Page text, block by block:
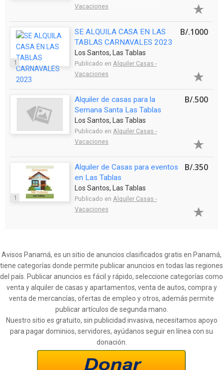
Vacaciones
1
SE ALQUILA CASA EN LAS
TABLAS CARNAVALES 2023
Los Santos, Las Tablas
Publicado en Alquiler Casas -
Vacaciones
B/.1000
Alquiler de casas para la
Semana Santa Las Tablas
Los Santos, Las Tablas
Publicado en Alquiler Casas -
Vacaciones
B/.500
1
Alquiler de Casas para eventos
en Las Tablas
Los Santos, Las Tablas
Publicado en Alquiler Casas -
Vacaciones
B/.350
Avisos Panamá, es un sitio de anuncios clasificados gratis en Panamá,
tiene categorías donde permite publicar anuncios en todas las regiones
del país. Publicar anuncios es fácil y rápido, seleccione categorías como
venta y alquiler de casas y apartamentos, venta de autos, compra y
venta de mercancías, ofertas de empleo y otros, además permite
publicar artículos de segunda mano.
Nuestro sitio es gratuito, sin publicidad invasiva, necesitamos apoyo
para pagar dominios, servidores, ayúdanos seguir en línea con su
donación.